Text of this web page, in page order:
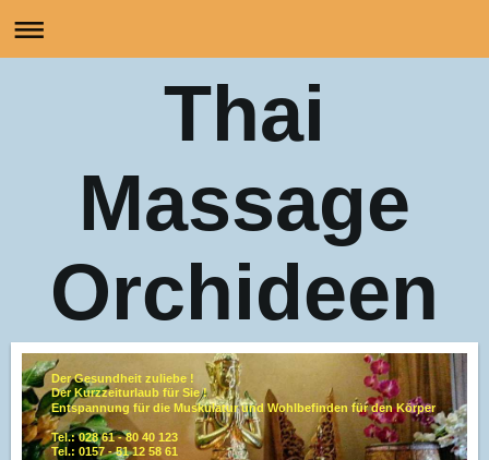
Thai
Massage
Orchideen
Der Gesundheit zuliebe !
Der Kurzzeiturlaub für Sie !
Entspannung für die Muskulatur und Wohlbefinden für den Körper
Tel.: 028 61 - 80 40 123
Tel.: 0157 - 51 12 58 61